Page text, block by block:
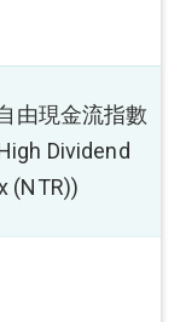
由現金流指數
Dividend
(NTR))